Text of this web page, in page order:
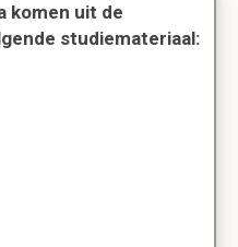
komen uit de
studiemateriaal: